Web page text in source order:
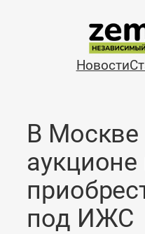
содержимому
Новости
В Москве
под ИЖС